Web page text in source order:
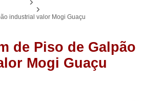
industrial valor Mogi Guaçu
de Piso de Galpão
Mogi Guaçu